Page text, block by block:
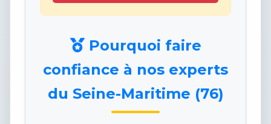
Pourquoi faire
confiance à nos experts
du Seine-Maritime (76)